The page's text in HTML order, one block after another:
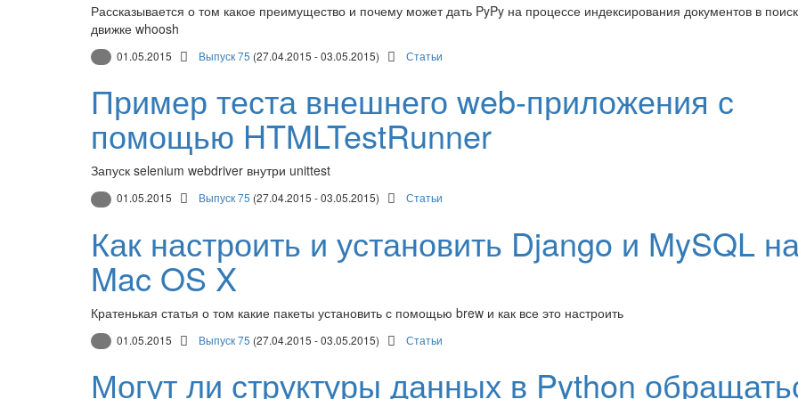
Рассказывается о том какое преимущество и почему может дать PyPy на процессе индексирования документов в
движке whoosh
01.05.2015 Выпуск 75 (27.04.2015 - 03.05.2015) Статьи
Пример теста внешнего web-приложения с
помощью HTMLTestRunner
Запуск selenium webdriver внутри unittest
01.05.2015 Выпуск 75 (27.04.2015 - 03.05.2015) Статьи
Как настроить и установить Django и MySQL
Mac OS X
Кратенькая статья о том какие пакеты установить с помощью brew и как все это настроить
01.05.2015 Выпуск 75 (27.04.2015 - 03.05.2015) Статьи
Могут ли структуры данных в Python